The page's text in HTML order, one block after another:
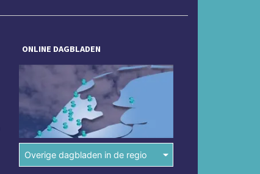
ONLINE DAGBLADEN
Overige dagbladen in de regio